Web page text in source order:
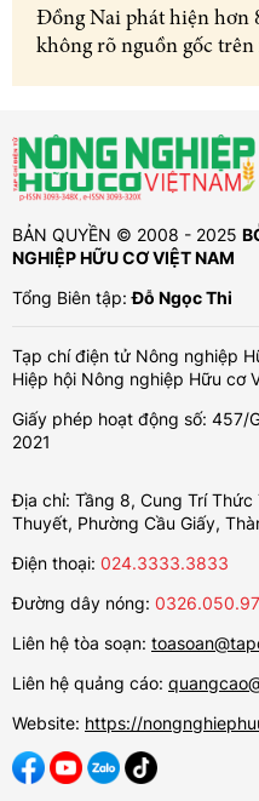
Đồng Nai phát hiện hơn
không rõ nguồn gốc trên
BẢN QUYỀN © 2008 - 2025
NGHIỆP HỮU CƠ VIỆT NAM
Tổng Biên tập:Đỗ Ngọc Thi
Tạp chí điện tử Nông nghiệp
Hiệp hội Nông nghiệp Hữu cơ
Giấy phép hoạt động số: 457/
2021
Địa chỉ: Tầng 8, Cung Trí Thức
Thuyết, Phường Cầu Giấy,
Điện thoại: 024.3333.3833
Đường dây nóng:
Liên hệ tòa soạn:
Liên hệ quảng cáo:
Website: https://